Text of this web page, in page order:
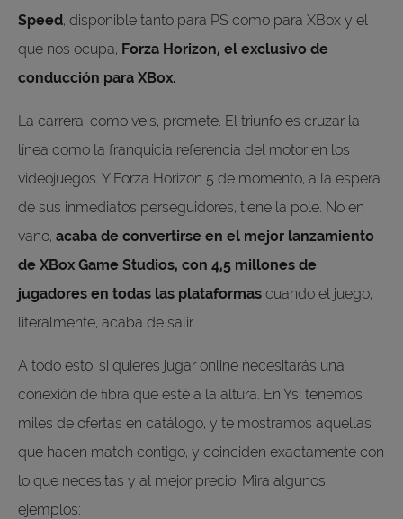
Speed, disponible tanto para PS como para XBox y el
que nos ocupa, Forza Horizon, el exclusivo de
conducción para XBox.
La carrera, como veis, promete. El triunfo es cruzar la
línea como la franquicia referencia del motor en los
videojuegos. Y Forza Horizon 5 de momento, a la espera
de sus inmediatos perseguidores, tiene la pole. No en
vano, acaba de convertirse en el mejor lanzamiento
de XBox Game Studios, con 4,5 millones de
jugadores en todas las plataformas cuando el juego,
literalmente, acaba de salir.
A todo esto, si quieres jugar online necesitarás una
conexión de fibra que esté a la altura. En Ysi tenemos
miles de ofertas en catálogo, y te mostramos aquellas
que hacen match contigo, y coinciden exactamente con
lo que necesitas y al mejor precio. Mira algunos
ejemplos: